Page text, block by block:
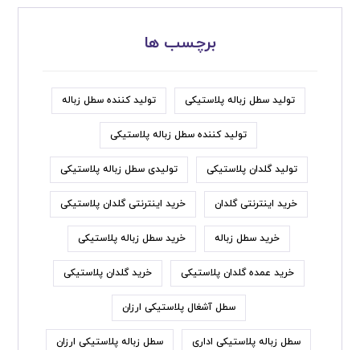
برچسب ها
تولید سطل زباله پلاستیکی تولید کننده سطل زباله
تولید کننده سطل زباله پلاستیکی
تولید گلدان پلاستیکی تولیدی سطل زباله پلاستیکی
خرید اینترنتی گلدان خرید اینترنتی گلدان پلاستیکی
خرید سطل زباله خرید سطل زباله پلاستیکی
خرید عمده گلدان پلاستیکی خرید گلدان پلاستیکی
سطل آشغال پلاستیکی ارزان
سطل زباله پلاستیکی اداری سطل زباله پلاستیکی ارزان